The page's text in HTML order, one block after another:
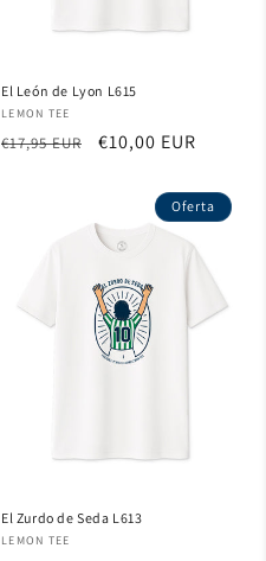
El León de Lyon L615
Proveedor:
LEMON TEE
Precio
€17,95 EUR
Precio
€10,00 EUR
Oferta
El Zurdo de Seda L613
Proveedor:
LEMON TEE